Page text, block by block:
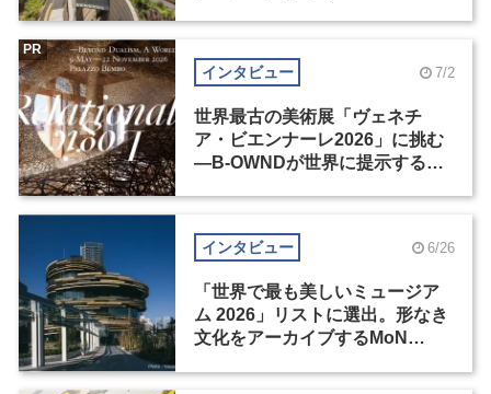
インタビュー 7/2
世界最古の美術展「ヴェネチ
ア・ビエンナーレ2026」に挑む
―B-OWNDが世界に提示する美
PR
インタビュー 6/26
「世界で最も美しいミュージア
ム 2026」リストに選出。形なき
文化をアーカイブするMoN